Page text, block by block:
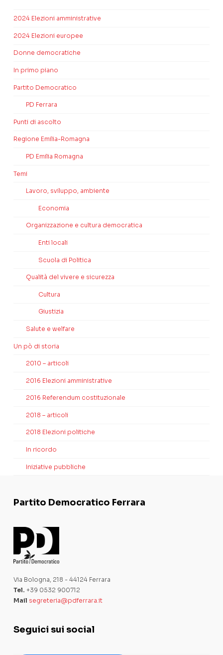
2024 Elezioni amministrative
2024 Elezioni europee
Donne democratiche
In primo piano
Partito Democratico
PD Ferrara
Punti di ascolto
Regione Emilia-Romagna
PD Emilia Romagna
Temi
Lavoro, sviluppo, ambiente
Economia
Organizzazione e cultura democratica
Enti locali
Scuola di Politica
Qualità del vivere e sicurezza
Cultura
Giustizia
Salute e welfare
Un pò di storia
2010 – articoli
2016 Elezioni amministrative
2016 Referendum costituzionale
2018 – articoli
2018 Elezioni politiche
In ricordo
Iniziative pubbliche
Partito Democratico Ferrara
Via Bologna, 218 - 44124 Ferrara
Tel. +39 0532 900712
Mail segreteria@pdferrara.it
Seguici sui social